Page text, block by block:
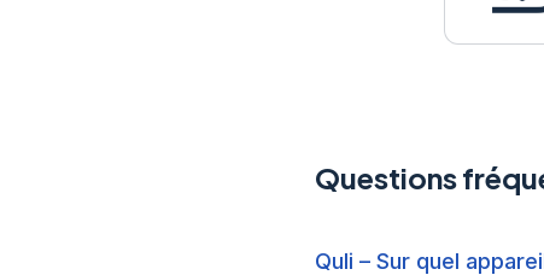
Questions
Quli – Sur quel